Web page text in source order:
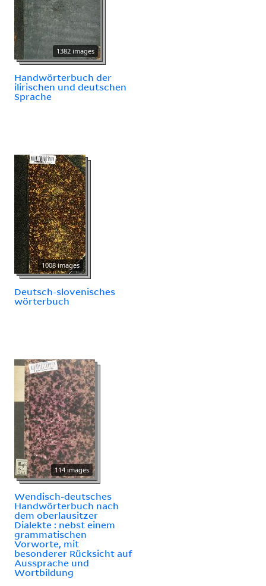
1382 images
Handwörterbuch der
ilirischen und deutschen
Sprache
1008 images
Deutsch-slovenisches
wörterbuch
114 images
Wendisch-deutsches
Handwörterbuch nach
dem oberlausitzer
Dialekte : nebst einem
grammatischen
Vorworte, mit
besonderer Rücksicht auf
Aussprache und
Wortbildung